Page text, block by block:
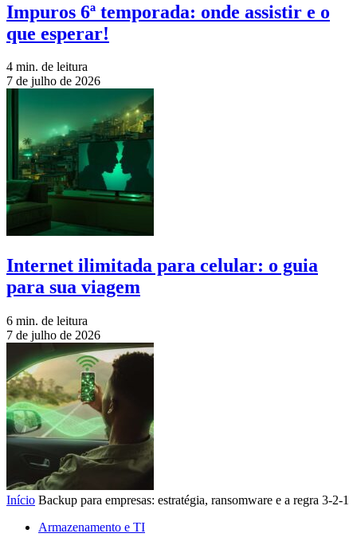
Impuros 6ª temporada: onde assistir e o
que esperar!
4 min. de leitura
7 de julho de 2026
Internet ilimitada para celular: o guia
para sua viagem
6 min. de leitura
7 de julho de 2026
Início Backup para empresas: estratégia, ransomware e a regra 3-2-1
Armazenamento e TI